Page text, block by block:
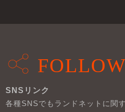
FOLLOW
SNSリンク
各種SNSでもランドネットに関